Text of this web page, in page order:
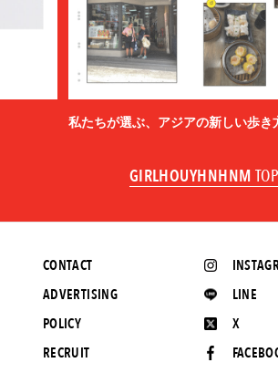
私たちが選ぶ、アジアの新しい歩き
GIRLHOUYHNHNM TOP
LINE
X
CONTACT
ADVERTISING
POLICY
RECRUIT